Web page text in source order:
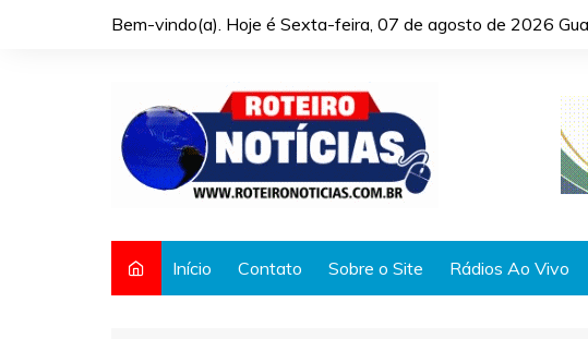
Bem-vindo(a). Hoje é Sexta-feira, 07 de agosto de 2026
Início Contato Sobre o Site Rádios Ao Vivo